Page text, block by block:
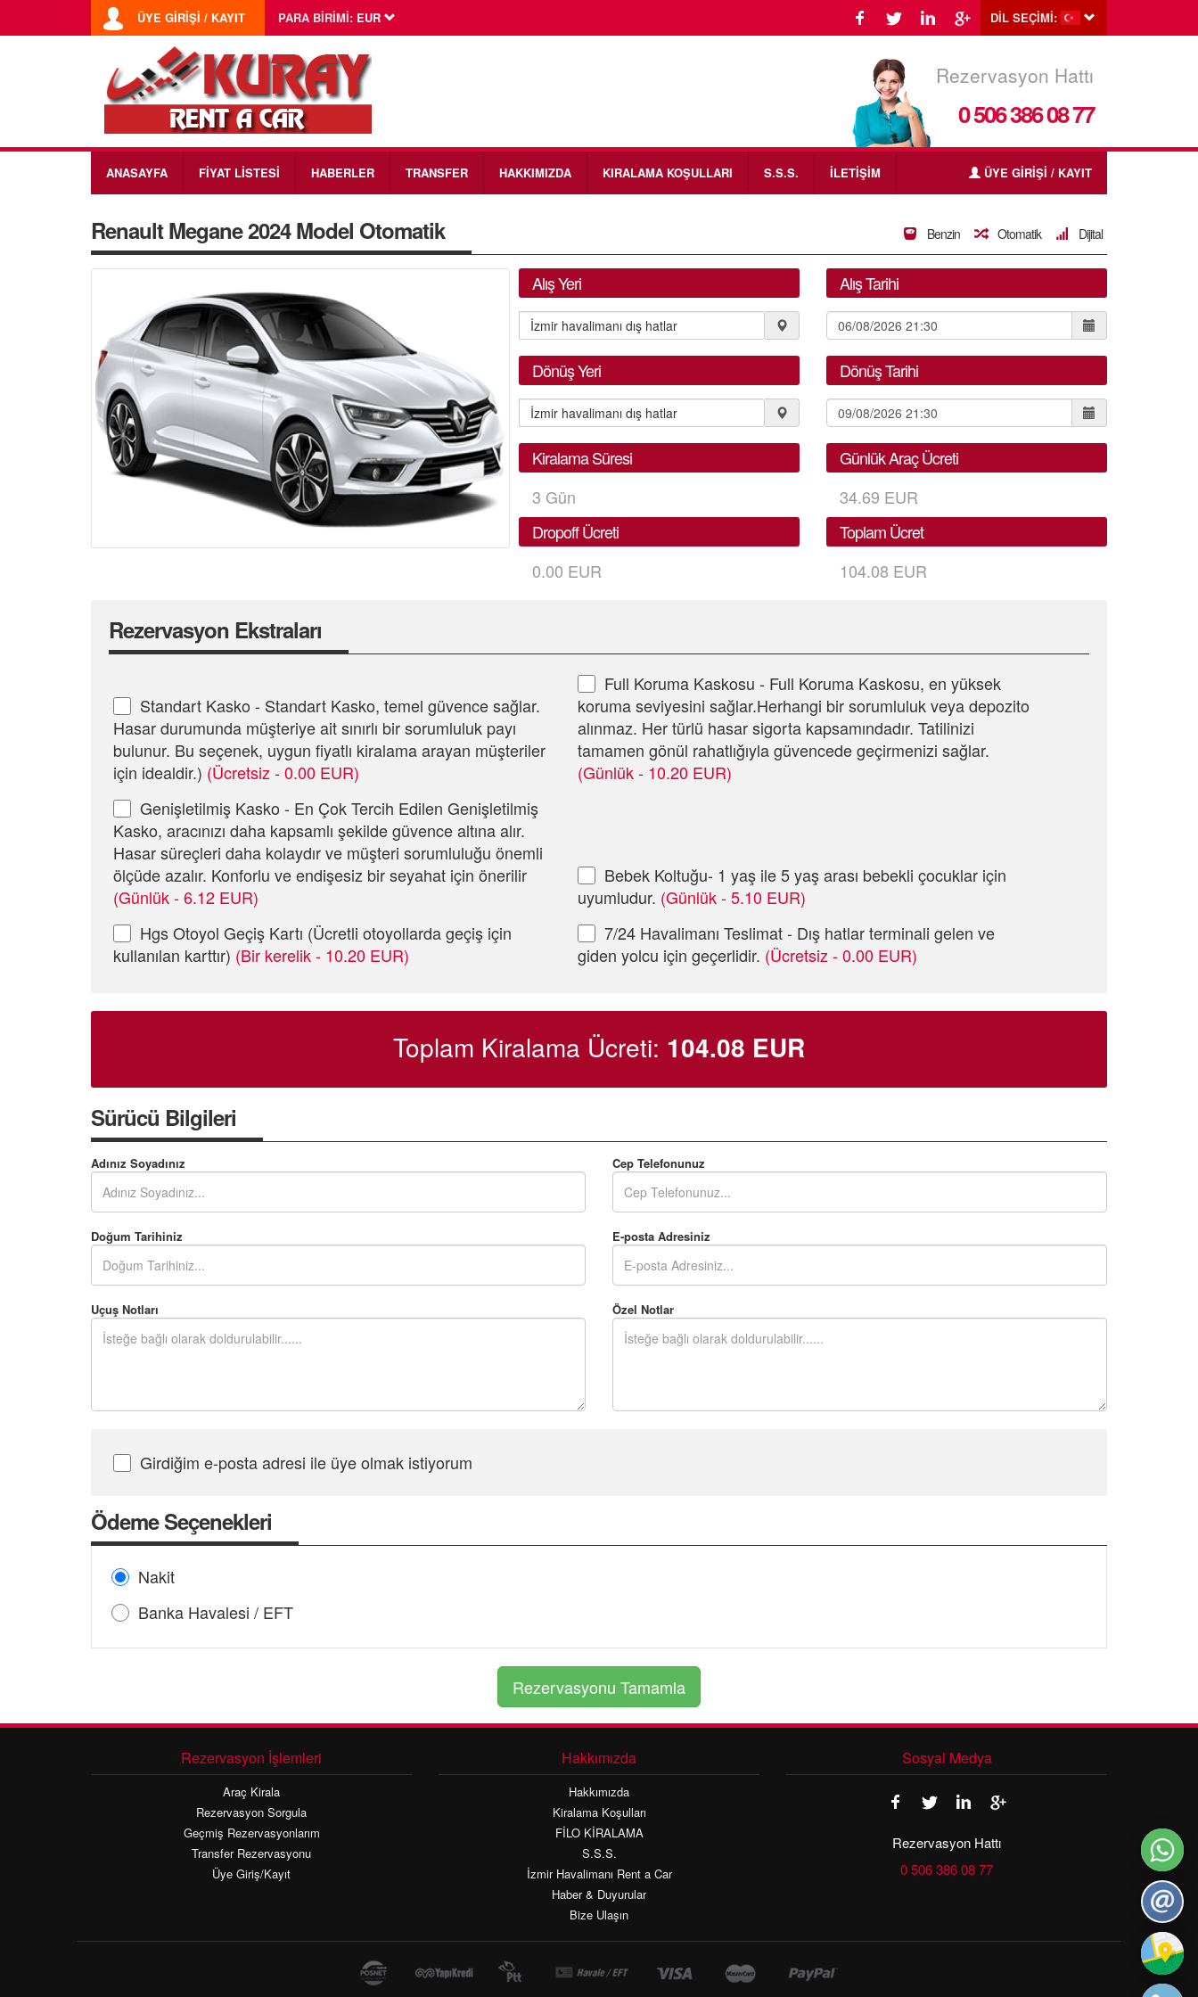
ÜYE GİRİŞİ / KAYIT PARA BİRİMİ: EUR DİL SEÇİMİ:
Rezervasyon Hattı
0 506 386 08 77
ANASAYFA FİYAT LİSTESİ HABERLER TRANSFER HAKKIMIZDA KIRALAMA KOŞULLARI S.S.S. İLETİŞİM ÜYE GİRİŞİ / KAYIT
Renault Megane 2024 Model Otomatik Benzin Otomatik Dijital
Alış Yeri Alış Tarihi
Dönüş Yeri Dönüş Tarihi
Kiralama Süresi
3 Gün
Günlük Araç Ücreti
34.69 EUR
Dropoff Ücreti
0.00 EUR
Toplam Ücret
104.08 EUR
Rezervasyon Ekstraları
Standart Kasko - Standart Kasko, temel güvence sağlar.
Hasar durumunda müşteriye ait sınırlı bir sorumluluk payı
bulunur. Bu seçenek, uygun fiyatlı kiralama arayan müşteriler
için idealdir.) (Ücretsiz - 0.00 EUR)
Full Koruma Kaskosu - Full Koruma Kaskosu, en yüksek
koruma seviyesini sağlar.Herhangi bir sorumluluk veya depozito
alınmaz. Her türlü hasar sigorta kapsamındadır. Tatilinizi
tamamen gönül rahatlığıyla güvencede geçirmenizi sağlar.
(Günlük - 10.20 EUR)
Genişletilmiş Kasko - En Çok Tercih Edilen Genişletilmiş
Kasko, aracınızı daha kapsamlı şekilde güvence altına alır.
Hasar süreçleri daha kolaydır ve müşteri sorumluluğu önemli
ölçüde azalır. Konforlu ve endişesiz bir seyahat için önerilir
(Günlük - 6.12 EUR)
Bebek Koltuğu- 1 yaş ile 5 yaş arası bebekli çocuklar için
uyumludur. (Günlük - 5.10 EUR)
Hgs Otoyol Geçiş Kartı (Ücretli otoyollarda geçiş için
kullanılan karttır) (Bir kerelik - 10.20 EUR)
7/24 Havalimanı Teslimat - Dış hatlar terminali gelen ve
giden yolcu için geçerlidir. (Ücretsiz - 0.00 EUR)
Toplam Kiralama Ücreti: 104.08 EUR
Sürücü Bilgileri
Adınız Soyadınız
Doğum Tarihiniz
Uçuş Notları
Cep Telefonunuz
E-posta Adresiniz
Özel Notlar
Girdiğim e-posta adresi ile üye olmak istiyorum
Ödeme Seçenekleri
Nakit
Banka Havalesi / EFT
Rezervasyon İşlemleri
Araç Kirala
Rezervasyon Sorgula
Geçmiş Rezervasyonlarım
Transfer Rezervasyonu
Üye Giriş/Kayıt
Hakkımızda
Hakkımızda
Kiralama Koşulları
FİLO KİRALAMA
S.S.S.
İzmir Havalimanı Rent a Car
Haber & Duyurular
Bize Ulaşın
Sosyal Medya
Rezervasyon Hattı
0 506 386 08 77